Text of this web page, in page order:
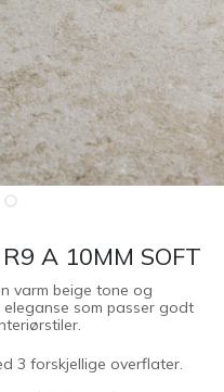
A 10MM SOFT
varm beige tone og
som passer godt
3 forskjellige overflater.